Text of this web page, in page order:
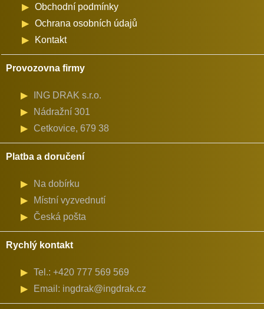
Obchodní podmínky
Ochrana osobních údajů
Kontakt
Provozovna firmy
ING DRAK s.r.o.
Nádražní 301
Cetkovice, 679 38
Platba a doručení
Na dobírku
Místní vyzvednutí
Česká pošta
Rychlý kontakt
Tel.: +420 777 569 569
Email: ingdrak@ingdrak.cz